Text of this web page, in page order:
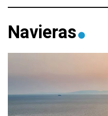
Navieras